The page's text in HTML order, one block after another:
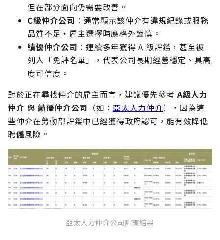
但在部分面向仍需要改善。
C級仲介公司 ：通常顯示該仲介有違規紀錄或服務
品質不足，雇主選擇時應格外謹慎。
績優仲介公司 ：連續多年獲得 A 級評鑑，甚至被
列入「免評名單」，代表公司長期經營穩定、具高
度可信度。
對於正在尋找仲介的雇主而言，建議優先參考A級人力
仲介 與 績優仲介公司 （如： 亞太人力仲介），因為這
些仲介在勞動部評鑑中已經獲得政府認可，能有效降低
聘僱風險。
亞太人力仲介公司評鑑結果